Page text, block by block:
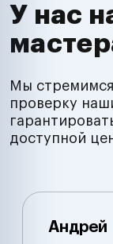
У нас
Мы
проверку
доступной
Андрей